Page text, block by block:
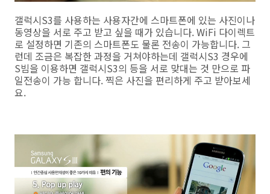
갤럭시S3를 사용하는 사용자간에 스마트폰에 있는 사진이나
동영상을 서로 주고 받고 싶을 때가 있습니다. WiFi 다이렉트
로 설정하면 기존의 스마트폰도 물론 전송이 가능합니다. 그
런데 조금은 복잡한 과정을 거쳐야하는데 갤럭시S3 경우에
S빔을 이용하면 갤럭시S3의 등을 서로 맞대는 것 만으로 파
일전송이 가능 합니다. 찍은 사진을 편리하게 주고 받아보세
요.